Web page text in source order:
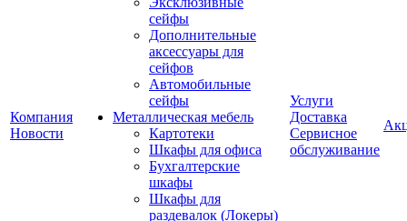
Компания
Новости
сейфы
Дополнительные
аксессуары для
сейфов
Автомобильные
сейфы
Металлическая мебель
Картотеки
Шкафы для офиса
Бухгалтерские
шкафы
Шкафы для
раздевалок (Локеры)
Услуги
Доставка
Сервисное
обслуживание